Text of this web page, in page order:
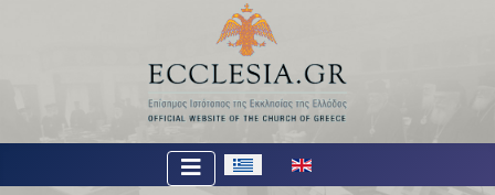
Επιλέξτε τη γλώσσα σας